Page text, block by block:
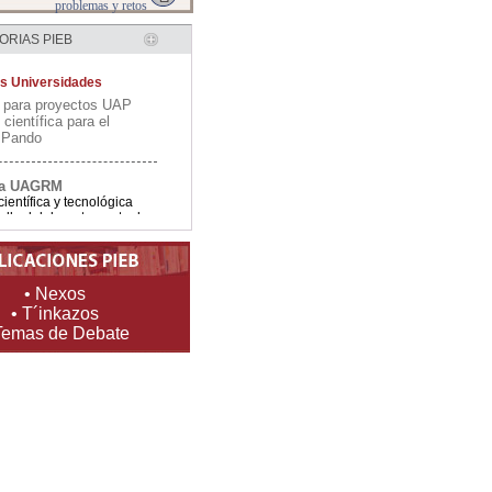
PIEB
Universidades
proyectos UAP
para el
UAGRM
y tecnológica
del departamento de
UTO
de
y tecnológica
del departamento de
• Nexos
• T´inkazos
de Debate